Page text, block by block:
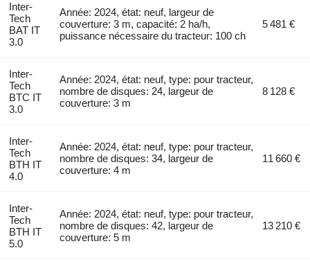
Inter-
Tech
BAT IT
3.0
Année: 2024, état: neuf, largeur de
couverture: 3 m, capacité: 2 ha/h,
puissance nécessaire du tracteur: 100 ch
5 481 €
Inter-
Tech
BTC IT
3.0
Année: 2024, état: neuf, type: pour tracteur,
nombre de disques: 24, largeur de
couverture: 3 m
8 128 €
Inter-
Tech
BTH IT
4.0
Année: 2024, état: neuf, type: pour tracteur,
nombre de disques: 34, largeur de
couverture: 4 m
11 660 €
Inter-
Tech
BTH IT
5.0
Année: 2024, état: neuf, type: pour tracteur,
nombre de disques: 42, largeur de
couverture: 5 m
13 210 €